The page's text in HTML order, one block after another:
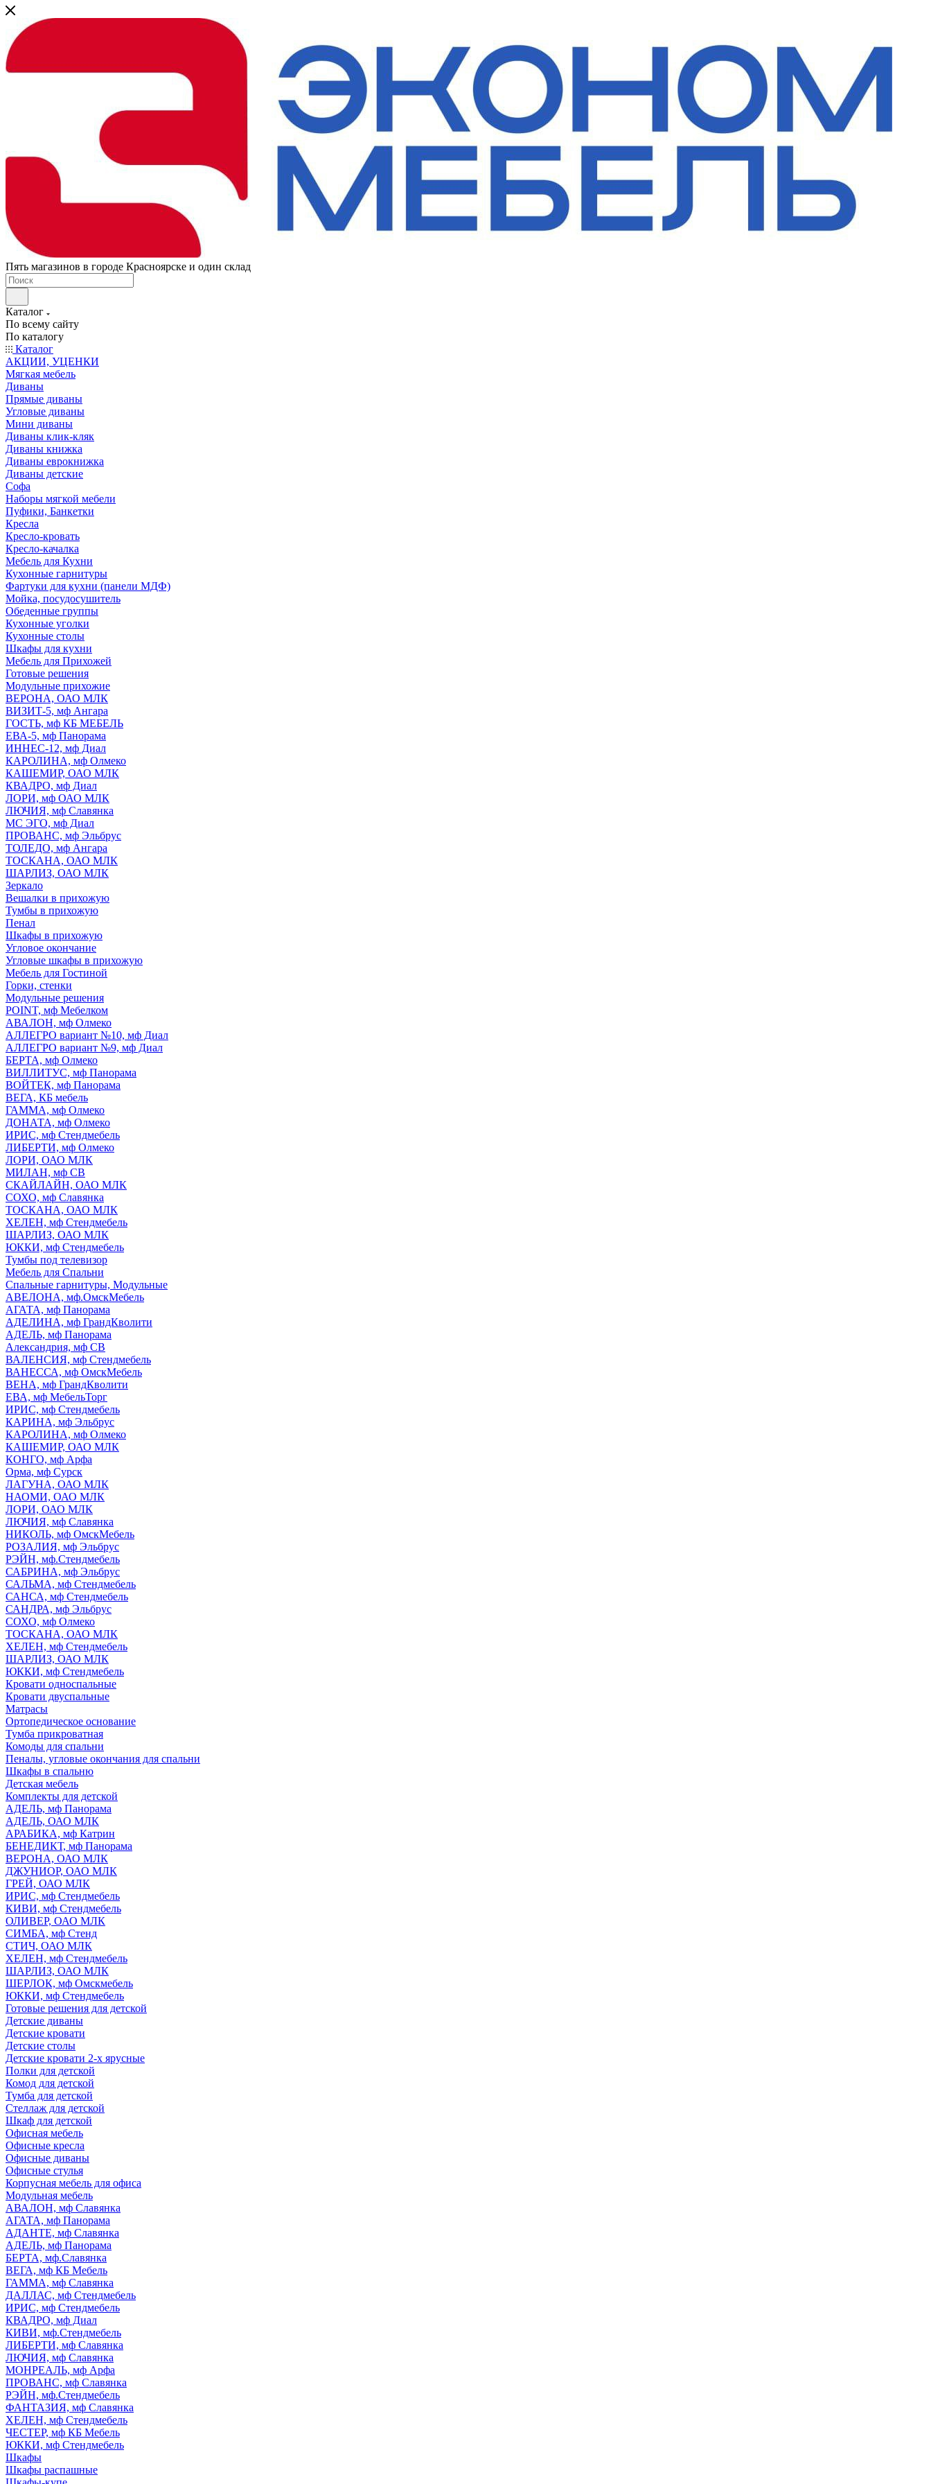
Пять магазинов в городе Красноярске и один склад
Каталог
По всему сайту
По каталогу
Каталог
АКЦИИ, УЦЕНКИ
Мягкая мебель
Диваны
Прямые диваны
Угловые диваны
Мини диваны
Диваны клик-кляк
Диваны книжка
Диваны еврокнижка
Диваны детские
Софа
Наборы мягкой мебели
Пуфики, Банкетки
Кресла
Кресло-кровать
Кресло-качалка
Мебель для Кухни
Кухонные гарнитуры
Фартуки для кухни (панели МДФ)
Мойка, посудосушитель
Обеденные группы
Кухонные уголки
Кухонные столы
Шкафы для кухни
Мебель для Прихожей
Готовые решения
Модульные прихожие
ВЕРОНА, ОАО МЛК
ВИЗИТ-5, мф Ангара
ГОСТЬ, мф КБ МЕБЕЛЬ
ЕВА-5, мф Панорама
ИННЕС-12, мф Диал
КАРОЛИНА, мф Олмеко
КАШЕМИР, ОАО МЛК
КВАДРО, мф Диал
ЛОРИ, мф ОАО МЛК
ЛЮЧИЯ, мф Славянка
МС ЭГО, мф Диал
ПРОВАНС, мф Эльбрус
ТОЛЕДО, мф Ангара
ТОСКАНА, ОАО МЛК
ШАРЛИЗ, ОАО МЛК
Зеркало
Вешалки в прихожую
Тумбы в прихожую
Пенал
Шкафы в прихожую
Угловое окончание
Угловые шкафы в прихожую
Мебель для Гостиной
Горки, стенки
Модульные решения
POINT, мф Мебелком
АВАЛОН, мф Олмеко
АЛЛЕГРО вариант №10, мф Диал
АЛЛЕГРО вариант №9, мф Диал
БЕРТА, мф Олмеко
ВИЛЛИТУС, мф Панорама
ВОЙТЕК, мф Панорама
ВЕГА, КБ мебель
ГАММА, мф Олмеко
ДОНАТА, мф Олмеко
ИРИС, мф Стендмебель
ЛИБЕРТИ, мф Олмеко
ЛОРИ, ОАО МЛК
МИЛАН, мф СВ
СКАЙЛАЙН, ОАО МЛК
СОХО, мф Славянка
ТОСКАНА, ОАО МЛК
ХЕЛЕН, мф Стендмебель
ШАРЛИЗ, ОАО МЛК
ЮККИ, мф Стендмебель
Тумбы под телевизор
Мебель для Спальни
Спальные гарнитуры, Модульные
АВЕЛОНА, мф.ОмскМебель
АГАТА, мф Панорама
АДЕЛИНА, мф ГрандКволити
АДЕЛЬ, мф Панорама
Александрия, мф СВ
ВАЛЕНСИЯ, мф Стендмебель
ВАНЕССА, мф ОмскМебель
ВЕНА, мф ГрандКволити
ЕВА, мф МебельТорг
ИРИС, мф Стендмебель
КАРИНА, мф Эльбрус
КАРОЛИНА, мф Олмеко
КАШЕМИР, ОАО МЛК
КОНГО, мф Арфа
Орма, мф Сурск
ЛАГУНА, ОАО МЛК
НАОМИ, ОАО МЛК
ЛОРИ, ОАО МЛК
ЛЮЧИЯ, мф Славянка
НИКОЛЬ, мф ОмскМебель
РОЗАЛИЯ, мф Эльбрус
РЭЙН, мф.Стендмебель
САБРИНА, мф Эльбрус
САЛЬМА, мф Стендмебель
САНСА, мф Стендмебель
САНДРА, мф Эльбрус
СОХО, мф Олмеко
ТОСКАНА, ОАО МЛК
ХЕЛЕН, мф Стендмебель
ШАРЛИЗ, ОАО МЛК
ЮККИ, мф Стендмебель
Кровати односпальные
Кровати двуспальные
Матрасы
Ортопедическое основание
Тумба прикроватная
Комоды для спальни
Пеналы, угловые окончания для спальни
Шкафы в спальню
Детская мебель
Комплекты для детской
АДЕЛЬ, мф Панорама
АДЕЛЬ, ОАО МЛК
АРАБИКА, мф Катрин
БЕНЕДИКТ, мф Панорама
ВЕРОНА, ОАО МЛК
ДЖУНИОР, ОАО МЛК
ГРЕЙ, ОАО МЛК
ИРИС, мф Стендмебель
КИВИ, мф Стендмебель
ОЛИВЕР, ОАО МЛК
СИМБА, мф Стенд
СТИЧ, ОАО МЛК
ХЕЛЕН, мф Стендмебель
ШАРЛИЗ, ОАО МЛК
ШЕРЛОК, мф Омскмебель
ЮККИ, мф Стендмебель
Готовые решения для детской
Детские диваны
Детские кровати
Детские столы
Детские кровати 2-х ярусные
Полки для детской
Комод для детской
Тумба для детской
Стеллаж для детской
Шкаф для детской
Офисная мебель
Офисные кресла
Офисные диваны
Офисные стулья
Корпусная мебель для офиса
Модульная мебель
АВАЛОН, мф Славянка
АГАТА, мф Панорама
АДАНТЕ, мф Славянка
АДЕЛЬ, мф Панорама
БЕРТА, мф.Славянка
ВЕГА, мф КБ Мебель
ГАММА, мф Славянка
ДАЛЛАС, мф Стендмебель
ИРИС, мф Стендмебель
КВАДРО, мф Диал
КИВИ, мф.Стендмебель
ЛИБЕРТИ, мф Славянка
ЛЮЧИЯ, мф Славянка
МОНРЕАЛЬ, мф Арфа
ПРОВАНС, мф Славянка
РЭЙН, мф.Стендмебель
ФАНТАЗИЯ, мф Славянка
ХЕЛЕН, мф Стендмебель
ЧЕСТЕР, мф КБ Мебель
ЮККИ, мф Стендмебель
Шкафы
Шкафы распашные